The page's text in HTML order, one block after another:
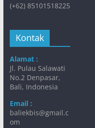
(+62) 85101518225
Kontak
Alamat :
Jl. Pulau Salawati
No.2 Denpasar,
Bali, Indonesia
Email :
baliekbis@gmail.c
om